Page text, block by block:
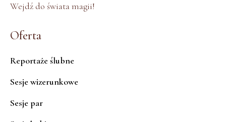
Wejdź do świata magii!
Oferta
Reportaże ślubne
Sesje wizerunkowe
Sesje par